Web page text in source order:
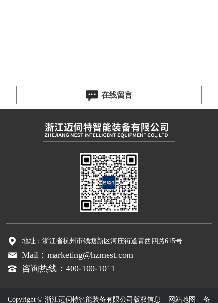
在线留言
地址：浙江省杭州市钱塘新区河庄街道青西四路615号
Mail：marketing@hzmest.com
咨询热线：400-100-1011
Copyright © 浙江迈伺特智能装备有限公司版权信息 网站地图 备